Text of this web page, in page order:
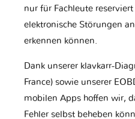
nur für Fachleute
elektronische Störungen
erkennen können.
Dank unserer klavkarr-
France) sowie unserer
mobilen Apps hoffen wir,
Fehler selbst beheben